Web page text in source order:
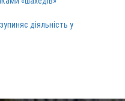
діяльність у